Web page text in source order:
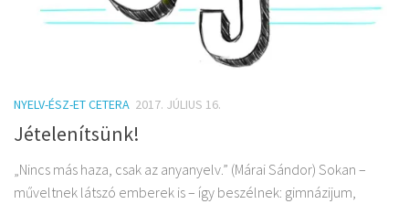
NYELV-ÉSZ-ET CETERA 2017. JÚLIUS 16.
Jételenítsünk!
„Nincs más haza, csak az anyanyelv.” (Márai Sándor) Sokan –
műveltnek látszó emberek is – így beszélnek: gimnázijum,